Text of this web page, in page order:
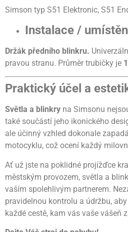
Simson typ S51 Elektronic, S51
Instalace /
Držák předního blinkru.
pravou stranu. Průměr trubičky je
Praktický účel a
Světla a blinkry na Simsonu
také součástí jeho ikonického
ale účinný vzhled dokonale
motocyklu, což ocení každý
Ať už jste na poklidné projížďce
městským provozem, světla a
vaším spolehlivým partnerem.
pravidelnou kontrolu a údržbu,
každé cestě, kam vás vaše vášeň